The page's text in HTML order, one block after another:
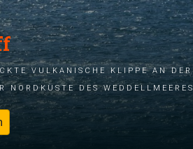
vulkanische Klippe an der
des Weddellmeeres